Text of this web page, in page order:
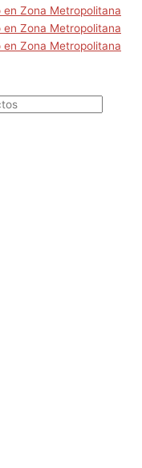
Zona Metropolitana
Zona Metropolitana
Zona Metropolitana